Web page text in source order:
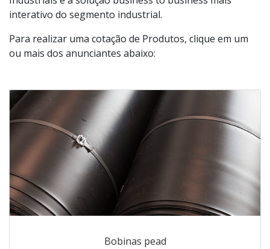
interativo do segmento industrial.
Para realizar uma cotação de Produtos, clique em um
ou mais dos anunciantes abaixo:
Bobinas pead